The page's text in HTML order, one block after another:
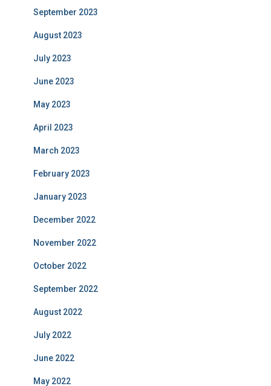
September 2023
August 2023
July 2023
June 2023
May 2023
April 2023
March 2023
February 2023
January 2023
December 2022
November 2022
October 2022
September 2022
August 2022
July 2022
June 2022
May 2022